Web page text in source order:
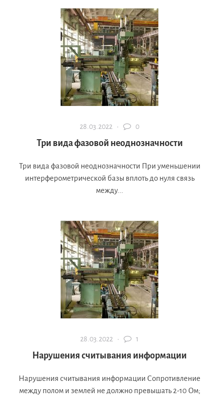
28.03.2022 · 0
Три вида фазовой неоднозначности
Три вида фазовой неоднозначности При уменьшении
интерферометрической базы вплоть до нуля связь
между...
28.03.2022 · 1
Нарушения считывания информации
Нарушения считывания информации Сопротивление
между полом и землей не должно превышать 2-10 Ом;